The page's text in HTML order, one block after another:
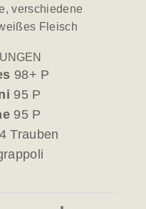
verschiedene
Fleisch
98+ P
95 P
95 P
4 Trauben